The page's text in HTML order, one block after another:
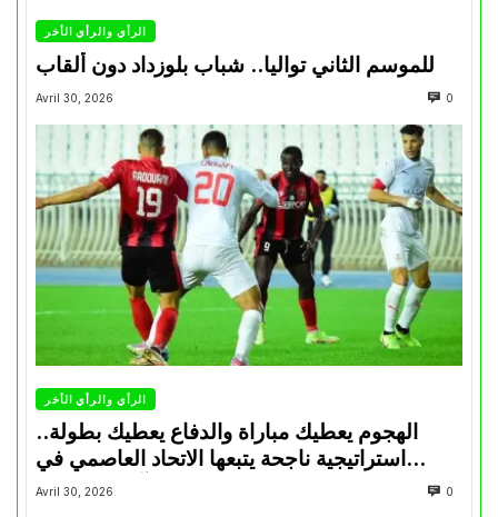
الرأي والرأي الأخر
للموسم الثاني تواليا.. شباب بلوزداد دون ألقاب
Avril 30, 2026 0
الرأي والرأي الأخر
الهجوم يعطيك مباراة والدفاع يعطيك بطولة..
استراتيجية ناجحة يتبعها الاتحاد العاصمي في
تتويجاته آخر السنوات
Avril 30, 2026 0